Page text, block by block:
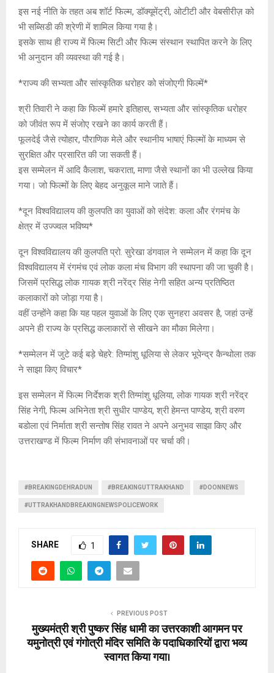
इस नई नीति के तहत अब शॉर्ट फिल्म, डॉक्यूमेंट्री, ओटीटी और वेबसीरीज़ को
भी सब्सिडी की श्रेणी में शामिल किया गया है।
इसके साथ ही राज्य में फिल्म सिटी और फिल्म संस्थान स्थापित करने के लिए
भी अनुदान की व्यवस्था की गई है।
*राज्य की सभ्यता और सांस्कृतिक धरोहर को संजोएगी फिल्में*
श्री तिवारी ने कहा कि फिल्में हमारे इतिहास, सभ्यता और सांस्कृतिक धरोहर
को जीवंत रूप में संजोए रखने का कार्य करती हैं।
फूलदेई जैसे त्योहार, पौराणिक मेले और स्थानीय भाषाएं फिल्मों के माध्यम से
सुरक्षित और प्रसारित की जा सकती हैं।
इस सम्मेलन में आदि कैलाश, चकराता, माणा जैसे स्थानों का भी उल्लेख किया
गया। जो फिल्मों के लिए बेहद अनुकूल माने जाते हैं।
*दून विश्वविद्यालय की कुलपति का युवाओं को संदेश: कला और रंगमंच के
क्षेत्र में उज्ज्वल भविष्य*
दून विश्वविद्यालय की कुलपति प्रो. सुरेखा डंगवाल ने सम्मेलन में कहा कि दून
विश्वविद्यालय में रंगमंच एवं लोक कला मंच विभाग की स्थापना की जा चुकी है।
जिसमें प्रसिद्ध लोक गायक श्री नरेंद्र सिंह नेगी सहित अन्य प्रतिष्ठित
कलाकारों को जोड़ा गया है।
वहीं उन्होंने कहा कि यह पहल युवाओं के लिए एक सुनहरा अवसर है, जहां उन्हें
अपने ही राज्य के प्रसिद्ध कलाकारों से सीखने का मौका मिलेगा।
*सम्मेलन में जुटे कई बड़े चेहरे: तिग्मांशु धूलिया से लेकर भूपेन्द्र कैन्थोला तक
ने साझा किए विचार*
इस सम्मेलन में फिल्म निर्देशक श्री तिग्मांशु धूलिया, लोक गायक श्री नरेंद्र
सिंह नेगी, फिल्म अभिनेता श्री सुधीर पाण्डेय, श्री हेमन्त पाण्डेय, श्री वरुण
बडोला एवं निर्माता श्री सन्तोष सिंह रावत ने अपने अनुभव साझा किए और
उत्तराखण्ड में फिल्म निर्माण की संभावनाओं पर चर्चा की।
#BREAKINGDEHRADUN #BREAKINGUTTRAKHAND #DOONNEWS
#UTTRAKHANDBREAKINGNEWSPOLICEWORK
SHARE 1
PREVIOUS POST
मुख्यमंत्री श्री पुष्कर सिंह धामी का उत्तरकाशी आगमन पर
यमुनोत्री एवं गंगोत्री मंदिर समिति के पदाधिकारियों द्वारा भव्य
स्वागत किया गया।